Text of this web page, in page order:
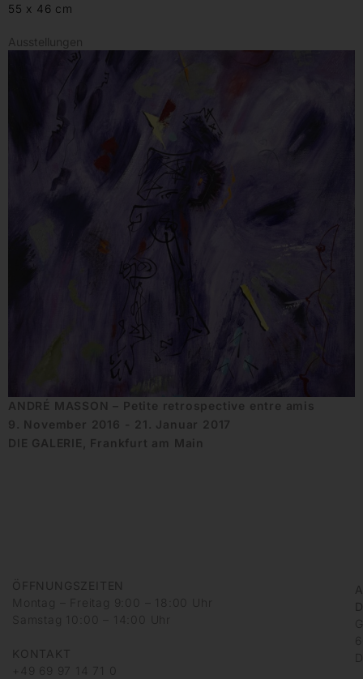
55 x 46 cm
Ausstellungen
ANDRÉ MASSON – Petite retrospective entre amis
9. November 2016 - 21. Januar 2017
DIE GALERIE, Frankfurt am Main
ÖFFNUNGSZEITEN
Montag – Freitag 9:00 – 18:00 Uhr
Samstag 10:00 – 14:00 Uhr
KONTAKT
+49 69 97 14 71 0